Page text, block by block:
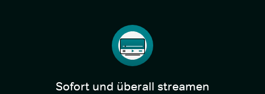
Sofort und überall streamen